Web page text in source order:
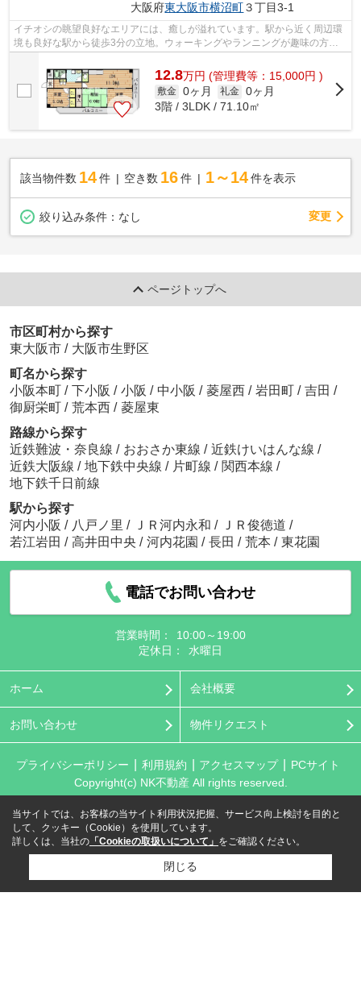
大阪府東大阪市横沼町３丁目3-1
イチオシの眺望良好なエリアには、癒しが溢れています。駅から近く周辺環
境も良好な駅から徒歩3分の立地。ウォーキングやランニングが趣味の方に
住んでもらいたいのが平坦な場所にある...
12.8万円 (管理費等：15,000円 )
敷金 0ヶ月 礼金 0ヶ月
3階 / 3LDK / 71.10㎡
該当物件数 14件 空き数 16 件 1～14 件を表示
絞り込み条件： なし 変更
ページトップへ
市区町村から探す
東大阪市 / 大阪市生野区
町名から探す
小阪本町 / 下小阪 / 小阪 / 中小阪 / 菱屋西 / 岩田町 / 吉田 /
御厨栄町 / 荒本西 / 菱屋東
路線から探す
近鉄難波・奈良線 / おおさか東線 / 近鉄けいはんな線 /
近鉄大阪線 / 地下鉄中央線 / 片町線 / 関西本線 /
地下鉄千日前線
駅から探す
河内小阪 / 八戸ノ里 / ＪＲ河内永和 / ＪＲ俊徳道 /
若江岩田 / 高井田中央 / 河内花園 / 長田 / 荒本 / 東花園
電話でお問い合わせ
営業時間：
10:00～19:00
定休日：
水曜日
ホーム 会社概要
お問い合わせ 物件リクエスト
プライバシーポリシー 利用規約 アクセスマップ
PCサイト
Copyright(c) NK不動産 All rights reserved.
当サイトでは、お客様の当サイト利用状況把握、サービス向上検討を目的と
して、クッキー（Cookie）を使用しています。
詳しくは、当社の 「Cookieの取扱いについて」 をご確認ください。
閉じる